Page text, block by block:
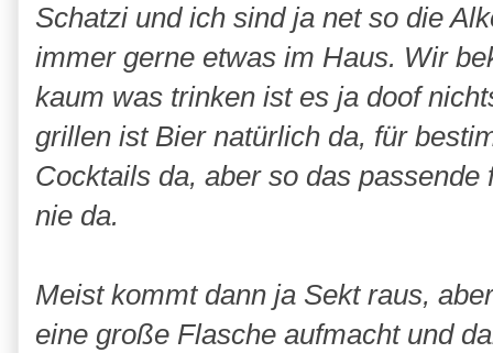
Schatzi und ich sind ja net so die
immer gerne etwas im Haus. Wir
kaum was trinken ist es ja doof
grillen ist Bier natürlich da, für
Cocktails da, aber so das
nie da.
Meist kommt dann ja Sekt raus,
eine große Flasche aufmacht und